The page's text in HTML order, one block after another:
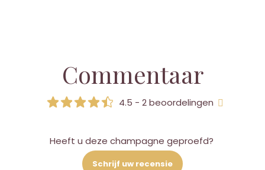
Commentaar
4.5 - 2 beoordelingen
Heeft u deze champagne geproefd?
Schrijf uw recensie